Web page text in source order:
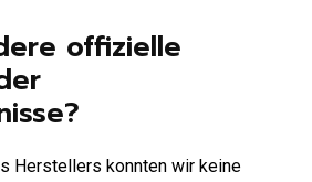
offizielle
Herstellers konnten wir keine